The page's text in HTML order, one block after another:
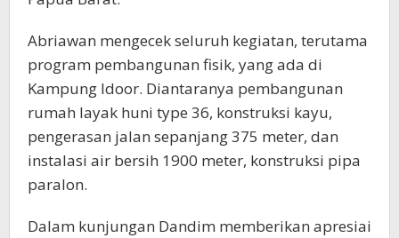
Abriawan mengecek seluruh kegiatan, terutama
program pembangunan fisik, yang ada di
Kampung Idoor. Diantaranya pembangunan
rumah layak huni type 36, konstruksi kayu,
pengerasan jalan sepanjang 375 meter, dan
instalasi air bersih 1900 meter, konstruksi pipa
paralon.
Dalam kunjungan Dandim memberikan apresiai